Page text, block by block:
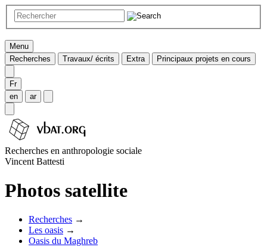
Menu
Recherches
Travaux/ écrits Extra Principaux projets en cours
Fr
en
ar
Recherches en anthropologie sociale
Vincent Battesti
Photos satellite
Recherches →
Les oasis →
Oasis du Maghreb